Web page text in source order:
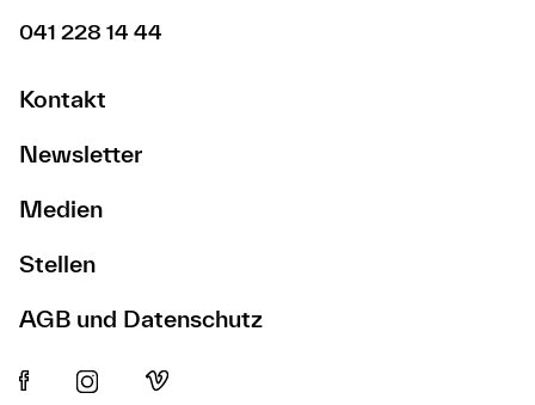
041 228 14 44
Kontakt
Newsletter
Medien
Stellen
AGB und Datenschutz